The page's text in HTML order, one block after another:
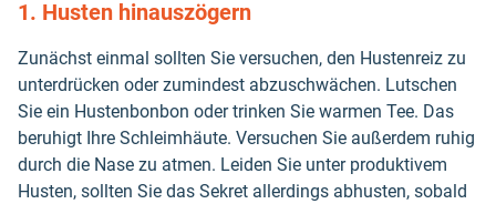
1. Husten hinauszögern
Zunächst einmal sollten Sie versuchen, den Hustenreiz zu
unterdrücken oder zumindest abzuschwächen. Lutschen
Sie ein Hustenbonbon oder trinken Sie warmen Tee. Das
beruhigt Ihre Schleimhäute. Versuchen Sie außerdem ruhig
durch die Nase zu atmen. Leiden Sie unter produktivem
Husten, sollten Sie das Sekret allerdings abhusten, sobald